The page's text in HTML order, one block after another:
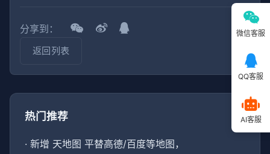
分享到：
返回列表
热门推荐
· 新增 天地图 平替高德/百度等地图，
微信客服
QQ客服
AI客服